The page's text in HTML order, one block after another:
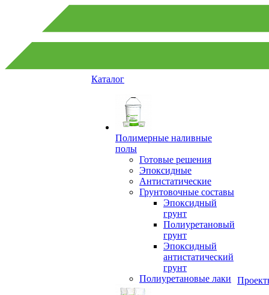
Каталог
Полимерные наливные
полы
Готовые решения
Эпоксидные
Антистатические
Грунтовочные составы
Эпоксидный
грунт
Полиуретановый
грунт
Эпоксидный
антистатический
грунт
Полиуретановые лаки